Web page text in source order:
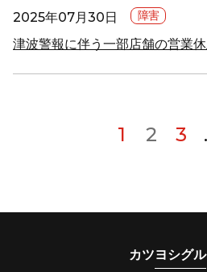
2025年07月30日 障害
津波警報に伴う一部店舗の営業
1 2 3
カツヨシグ